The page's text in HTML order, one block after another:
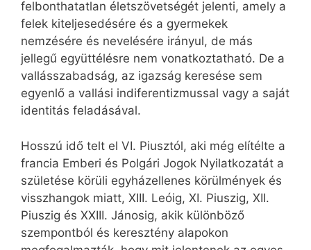
felbonthatatlan életszövetségét jelenti, amely a
felek kiteljesedésére és a gyermekek
nemzésére és nevelésére irányul, de más
jellegű együttélésre nem vonatkoztatható. De a
vallásszabadság, az igazság keresése sem
egyenlő a vallási indiferentizmussal vagy a saját
identitás feladásával.
Hosszú idő telt el VI. Piusztól, aki még elítélte a
francia Emberi és Polgári Jogok Nyilatkozatát a
születése körüli egyházellenes körülmények és
visszhangok miatt, XIII. Leóig, XI. Piuszig, XII.
Piuszig és XXIII. Jánosig, akik különböző
szempontból és keresztény alapokon